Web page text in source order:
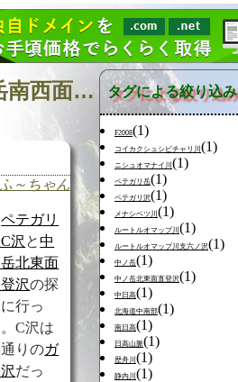
日記の検索 [タグ:山行記録 元浦川 ペテガリ沢C沢 中ノ岳南西面沢] 01～01(01件中)
～ちゃん
ペテガリ
沢 と中
岳北東面
沢の探
行っ
C沢は
りのガ
沢だっ
タグによる絞り込み
F2008(1)
コイカクシュシビチャリ川 (1)
ニシュオマナイ川 (1)
ペテガリ岳(1)
ペテガリ沢(1)
メナシベツ川 (1)
ルートルオマップ川 (1)
ルートルオマップ川支六ノ沢(1)
中ノ岳(1)
中ノ岳北東面直登沢(1)
中日高(1)
北海道中南部(1)
南日高(1)
日高山脈(1)
歴舟川 (1)
静内川 (1)